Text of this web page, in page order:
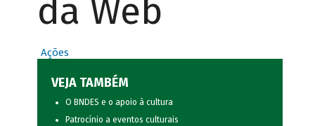
da Web
Ações
VEJA TAMBÉM
O BNDES e o apoio à cultura
Patrocínio a eventos culturais